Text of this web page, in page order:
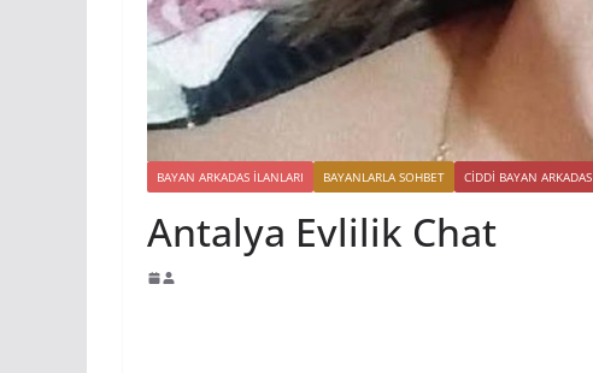
BAYAN ARKADAS ILANLARI BAYANLARLA SOHBET CIDDI BAYAN ARKADAS
Antalya Evlilik Chat